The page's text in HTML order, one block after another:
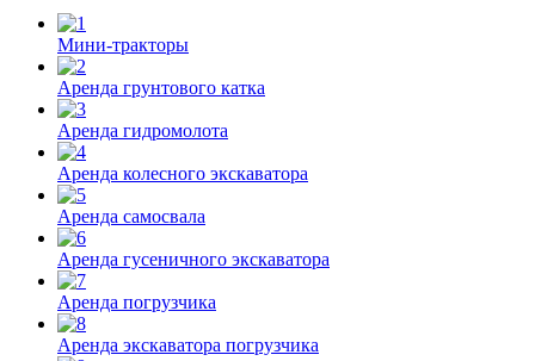
Мини-тракторы
Аренда грунтового катка
Аренда гидромолота
Аренда колесного экскаватора
Аренда самосвала
Аренда гусеничного экскаватора
Аренда погрузчика
Аренда экскаватора погрузчика